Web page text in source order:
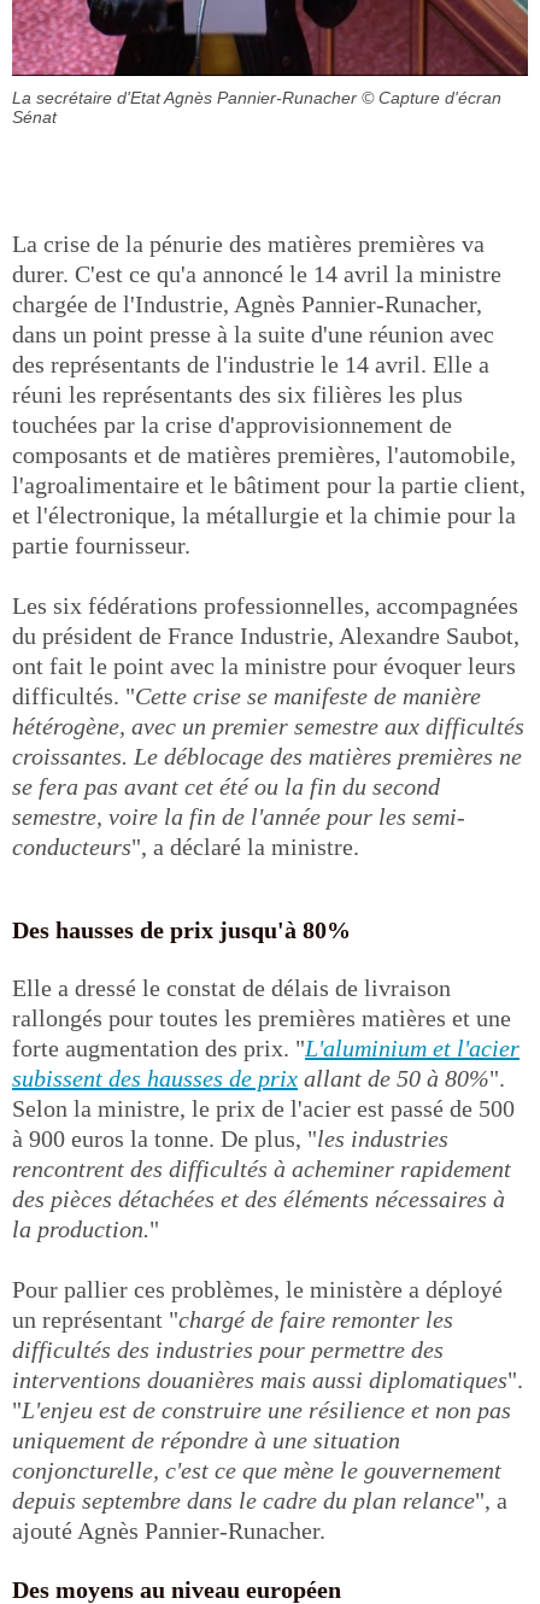
La secrétaire d'Etat Agnès Pannier-Runacher © Capture d'écran
Sénat
La crise de la pénurie des matières premières va
durer. C'est ce qu'a annoncé le 14 avril la ministre
chargée de l'Industrie, Agnès Pannier-Runacher,
dans un point presse à la suite d'une réunion avec
des représentants de l'industrie le 14 avril. Elle a
réuni les représentants des six filières les plus
touchées par la crise d'approvisionnement de
composants et de matières premières, l'automobile,
l'agroalimentaire et le bâtiment pour la partie client,
et l'électronique, la métallurgie et la chimie pour la
partie fournisseur.
Les six fédérations professionnelles, accompagnées
du président de France Industrie, Alexandre Saubot,
ont fait le point avec la ministre pour évoquer leurs
difficultés. "Cette crise se manifeste de manière
hétérogène, avec un premier semestre aux difficultés
croissantes. Le déblocage des matières premières ne
se fera pas avant cet été ou la fin du second
semestre, voire la fin de l'année pour les semi-
conducteurs", a déclaré la ministre.
Des hausses de prix jusqu'à 80%
Elle a dressé le constat de délais de livraison
rallongés pour toutes les premières matières et une
forte augmentation des prix. "L'aluminium et l'acier
subissent des hausses de prix allant de 50 à 80%".
Selon la ministre, le prix de l'acier est passé de 500
à 900 euros la tonne. De plus, "les industries
rencontrent des difficultés à acheminer rapidement
des pièces détachées et des éléments nécessaires à
la production."
Pour pallier ces problèmes, le ministère a déployé
un représentant "chargé de faire remonter les
difficultés des industries pour permettre des
interventions douanières mais aussi diplomatiques".
"L'enjeu est de construire une résilience et non pas
uniquement de répondre à une situation
conjoncturelle, c'est ce que mène le gouvernement
depuis septembre dans le cadre du plan relance", a
ajouté Agnès Pannier-Runacher.
Des moyens au niveau européen